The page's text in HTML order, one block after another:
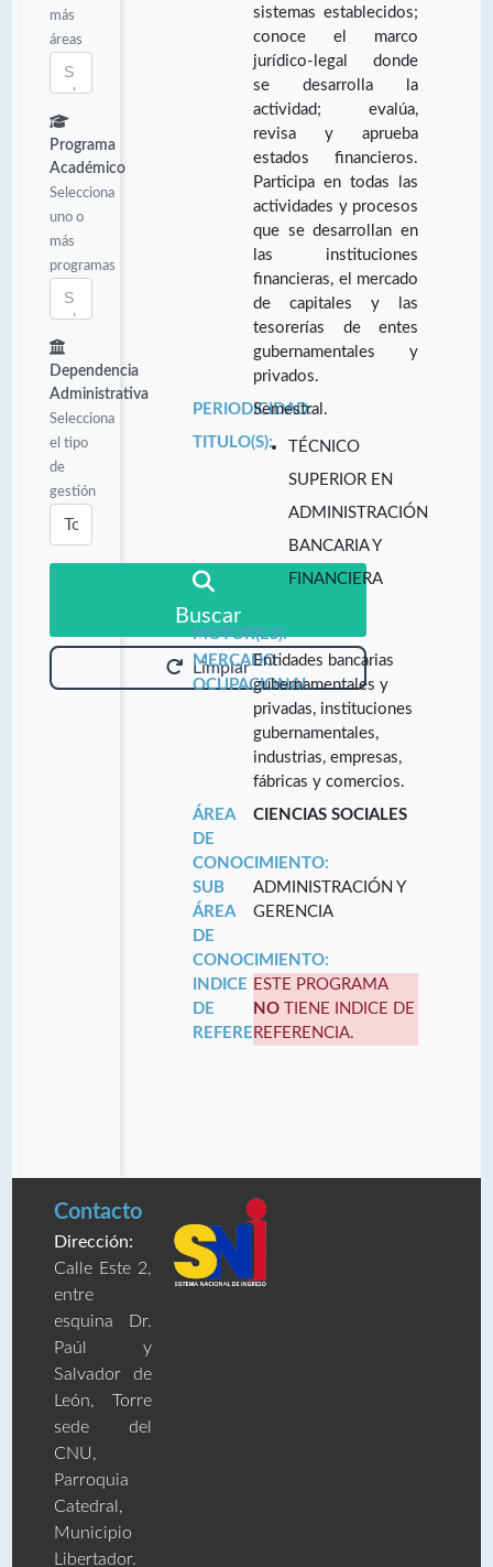
más
áreas
Programa
Académico
Selecciona
uno o
más
programas
Dependencia
Administrativa
Selecciona
el tipo
de
gestión
Buscar
Limpiar
sistemas establecidos;
conoce el marco
jurídico-legal donde
se desarrolla la
actividad; evalúa,
revisa y aprueba
estados financieros.
Participa en todas las
actividades y procesos
que se desarrollan en
las instituciones
financieras, el mercado
de capitales y las
tesorerías de entes
gubernamentales y
privados.
PERIODICIDAD:
Semestral.
TITULO(S):
TÉCNICO
SUPERIOR EN
ADMINISTRACIÓN
BANCARIA Y
FINANCIERA
MOTOR(ES):
MERCADO
OCUPACIONAL:
Entidades bancarias
gubernamentales y
privadas, instituciones
gubernamentales,
industrias, empresas,
fábricas y comercios.
ÁREA
DE
CONOCIMIENTO:
CIENCIAS SOCIALES
SUB
ÁREA
DE
CONOCIMIENTO:
ADMINISTRACIÓN Y
GERENCIA
INDICE
DE
REFERENCIA:
ESTE PROGRAMA
NO TIENE INDICE DE
REFERENCIA.
Contacto
Dirección:
Calle Este 2,
entre
esquina Dr.
Paúl y
Salvador de
León, Torre
sede del
CNU,
Parroquia
Catedral,
Municipio
Libertador.